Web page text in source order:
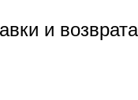
и возврата